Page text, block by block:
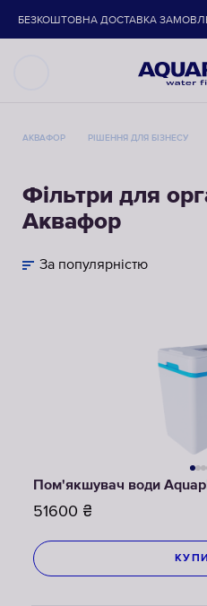
БЕЗКОШТОВНА ДОСТАВКА
АКВАФОР РІШЕННЯ ДЛЯ БІЗНЕСУ
Фільтри для
Аквафор
За популярністю
Пом'якшувач води
51600 ₴